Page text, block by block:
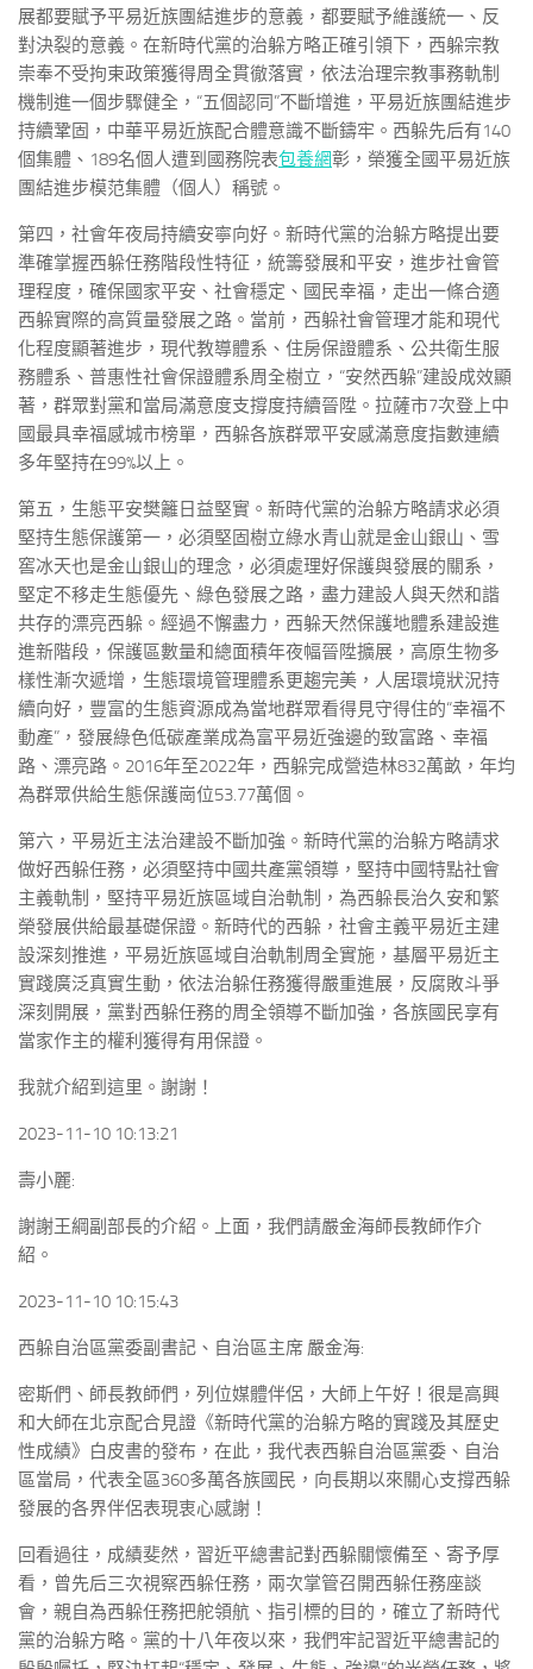
展都要賦予平易近族團結進步的意義，都要賦予維護統一、反
對決裂的意義。在新時代黨的治躲方略正確引領下，西躲宗教
崇奉不受拘束政策獲得周全貫徹落實，依法治理宗教事務軌制
機制進一個步驟健全，“五個認同”不斷增進，平易近族團結進步
持續鞏固，中華平易近族配合體意識不斷鑄牢。西躲先后有140
個集體、189名個人遭到國務院表包養網彰，榮獲全國平易近族
團結進步模范集體（個人）稱號。
第四，社會年夜局持續安寧向好。新時代黨的治躲方略提出要
準確掌握西躲任務階段性特征，統籌發展和平安，進步社會管
理程度，確保國家平安、社會穩定、國民幸福，走出一條合適
西躲實際的高質量發展之路。當前，西躲社會管理才能和現代
化程度顯著進步，現代教導體系、住房保證體系、公共衛生服
務體系、普惠性社會保證體系周全樹立，“安然西躲”建設成效顯
著，群眾對黨和當局滿意度支撐度持續晉陞。拉薩市7次登上中
國最具幸福感城市榜單，西躲各族群眾平安感滿意度指數連續
多年堅持在99%以上。
第五，生態平安樊籬日益堅實。新時代黨的治躲方略請求必須
堅持生態保護第一，必須堅固樹立綠水青山就是金山銀山、雪
窖冰天也是金山銀山的理念，必須處理好保護與發展的關系，
堅定不移走生態優先、綠色發展之路，盡力建設人與天然和諧
共存的漂亮西躲。經過不懈盡力，西躲天然保護地體系建設進
進新階段，保護區數量和總面積年夜幅晉陞擴展，高原生物多
樣性漸次遞增，生態環境管理體系更趨完美，人居環境狀況持
續向好，豐富的生態資源成為當地群眾看得見守得住的“幸福不
動產”，發展綠色低碳產業成為富平易近強邊的致富路、幸福
路、漂亮路。2016年至2022年，西躲完成營造林832萬畝，年均
為群眾供給生態保護崗位53.77萬個。
第六，平易近主法治建設不斷加強。新時代黨的治躲方略請求
做好西躲任務，必須堅持中國共產黨領導，堅持中國特點社會
主義軌制，堅持平易近族區域自治軌制，為西躲長治久安和繁
榮發展供給最基礎保證。新時代的西躲，社會主義平易近主建
設深刻推進，平易近族區域自治軌制周全實施，基層平易近主
實踐廣泛真實生動，依法治躲任務獲得嚴重進展，反腐敗斗爭
深刻開展，黨對西躲任務的周全領導不斷加強，各族國民享有
當家作主的權利獲得有用保證。
我就介紹到這里。謝謝！
2023-11-10 10:13:21
壽小麗:
謝謝王綱副部長的介紹。上面，我們請嚴金海師長教師作介
紹。
2023-11-10 10:15:43
西躲自治區黨委副書記、自治區主席 嚴金海:
密斯們、師長教師們，列位媒體伴侶，大師上午好！很是高興
和大師在北京配合見證《新時代黨的治躲方略的實踐及其歷史
性成績》白皮書的發布，在此，我代表西躲自治區黨委、自治
區當局，代表全區360多萬各族國民，向長期以來關心支撐西躲
發展的各界伴侶表現衷心感謝！
回看過往，成績斐然，習近平總書記對西躲關懷備至、寄予厚
看，曾先后三次視察西躲任務，兩次掌管召開西躲任務座談
會，親自為西躲任務把舵領航、指引標的目的，確立了新時代
黨的治躲方略。黨的十八年夜以來，我們牢記習近平總書記的